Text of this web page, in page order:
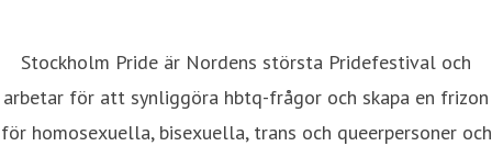
Stockholm Pride är Nordens största Pridefestival och
arbetar för att synliggöra hbtq-frågor och skapa en frizon
för homosexuella, bisexuella, trans och queerpersoner och